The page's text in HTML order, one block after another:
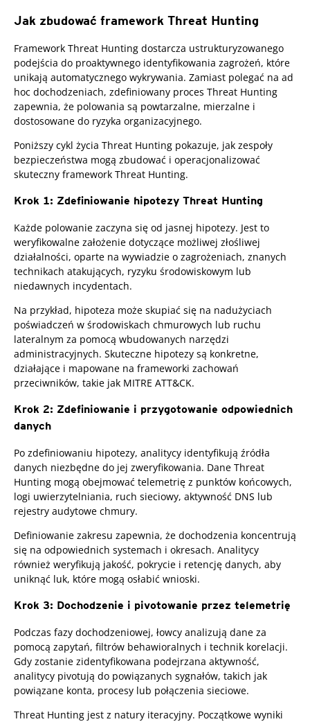
Jak zbudować framework Threat Hunting
Framework Threat Hunting dostarcza ustrukturyzowanego
podejścia do proaktywnego identyfikowania zagrożeń, które
unikają automatycznego wykrywania. Zamiast polegać na ad
hoc dochodzeniach, zdefiniowany proces Threat Hunting
zapewnia, że polowania są powtarzalne, mierzalne i
dostosowane do ryzyka organizacyjnego.
Poniższy cykl życia Threat Hunting pokazuje, jak zespoły
bezpieczeństwa mogą zbudować i operacjonalizować
skuteczny framework Threat Hunting.
Krok 1: Zdefiniowanie hipotezy Threat Hunting
Każde polowanie zaczyna się od jasnej hipotezy. Jest to
weryfikowalne założenie dotyczące możliwej złośliwej
działalności, oparte na wywiadzie o zagrożeniach, znanych
technikach atakujących, ryzyku środowiskowym lub
niedawnych incydentach.
Na przykład, hipoteza może skupiać się na nadużyciach
poświadczeń w środowiskach chmurowych lub ruchu
lateralnym za pomocą wbudowanych narzędzi
administracyjnych. Skuteczne hipotezy są konkretne,
działające i mapowane na frameworki zachowań
przeciwników, takie jak MITRE ATT&CK.
Krok 2: Zdefiniowanie i przygotowanie odpowiednich
danych
Po zdefiniowaniu hipotezy, analitycy identyfikują źródła
danych niezbędne do jej zweryfikowania. Dane Threat
Hunting mogą obejmować telemetrię z punktów końcowych,
logi uwierzytelniania, ruch sieciowy, aktywność DNS lub
rejestry audytowe chmury.
Definiowanie zakresu zapewnia, że dochodzenia koncentrują
się na odpowiednich systemach i okresach. Analitycy
również weryfikują jakość, pokrycie i retencję danych, aby
uniknąć luk, które mogą osłabić wnioski.
Krok 3: Dochodzenie i pivotowanie przez telemetrię
Podczas fazy dochodzeniowej, łowcy analizują dane za
pomocą zapytań, filtrów behawioralnych i technik korelacji.
Gdy zostanie zidentyfikowana podejrzana aktywność,
analitycy pivotują do powiązanych sygnałów, takich jak
powiązane konta, procesy lub połączenia sieciowe.
Threat Hunting jest z natury iteracyjny. Początkowe wyniki